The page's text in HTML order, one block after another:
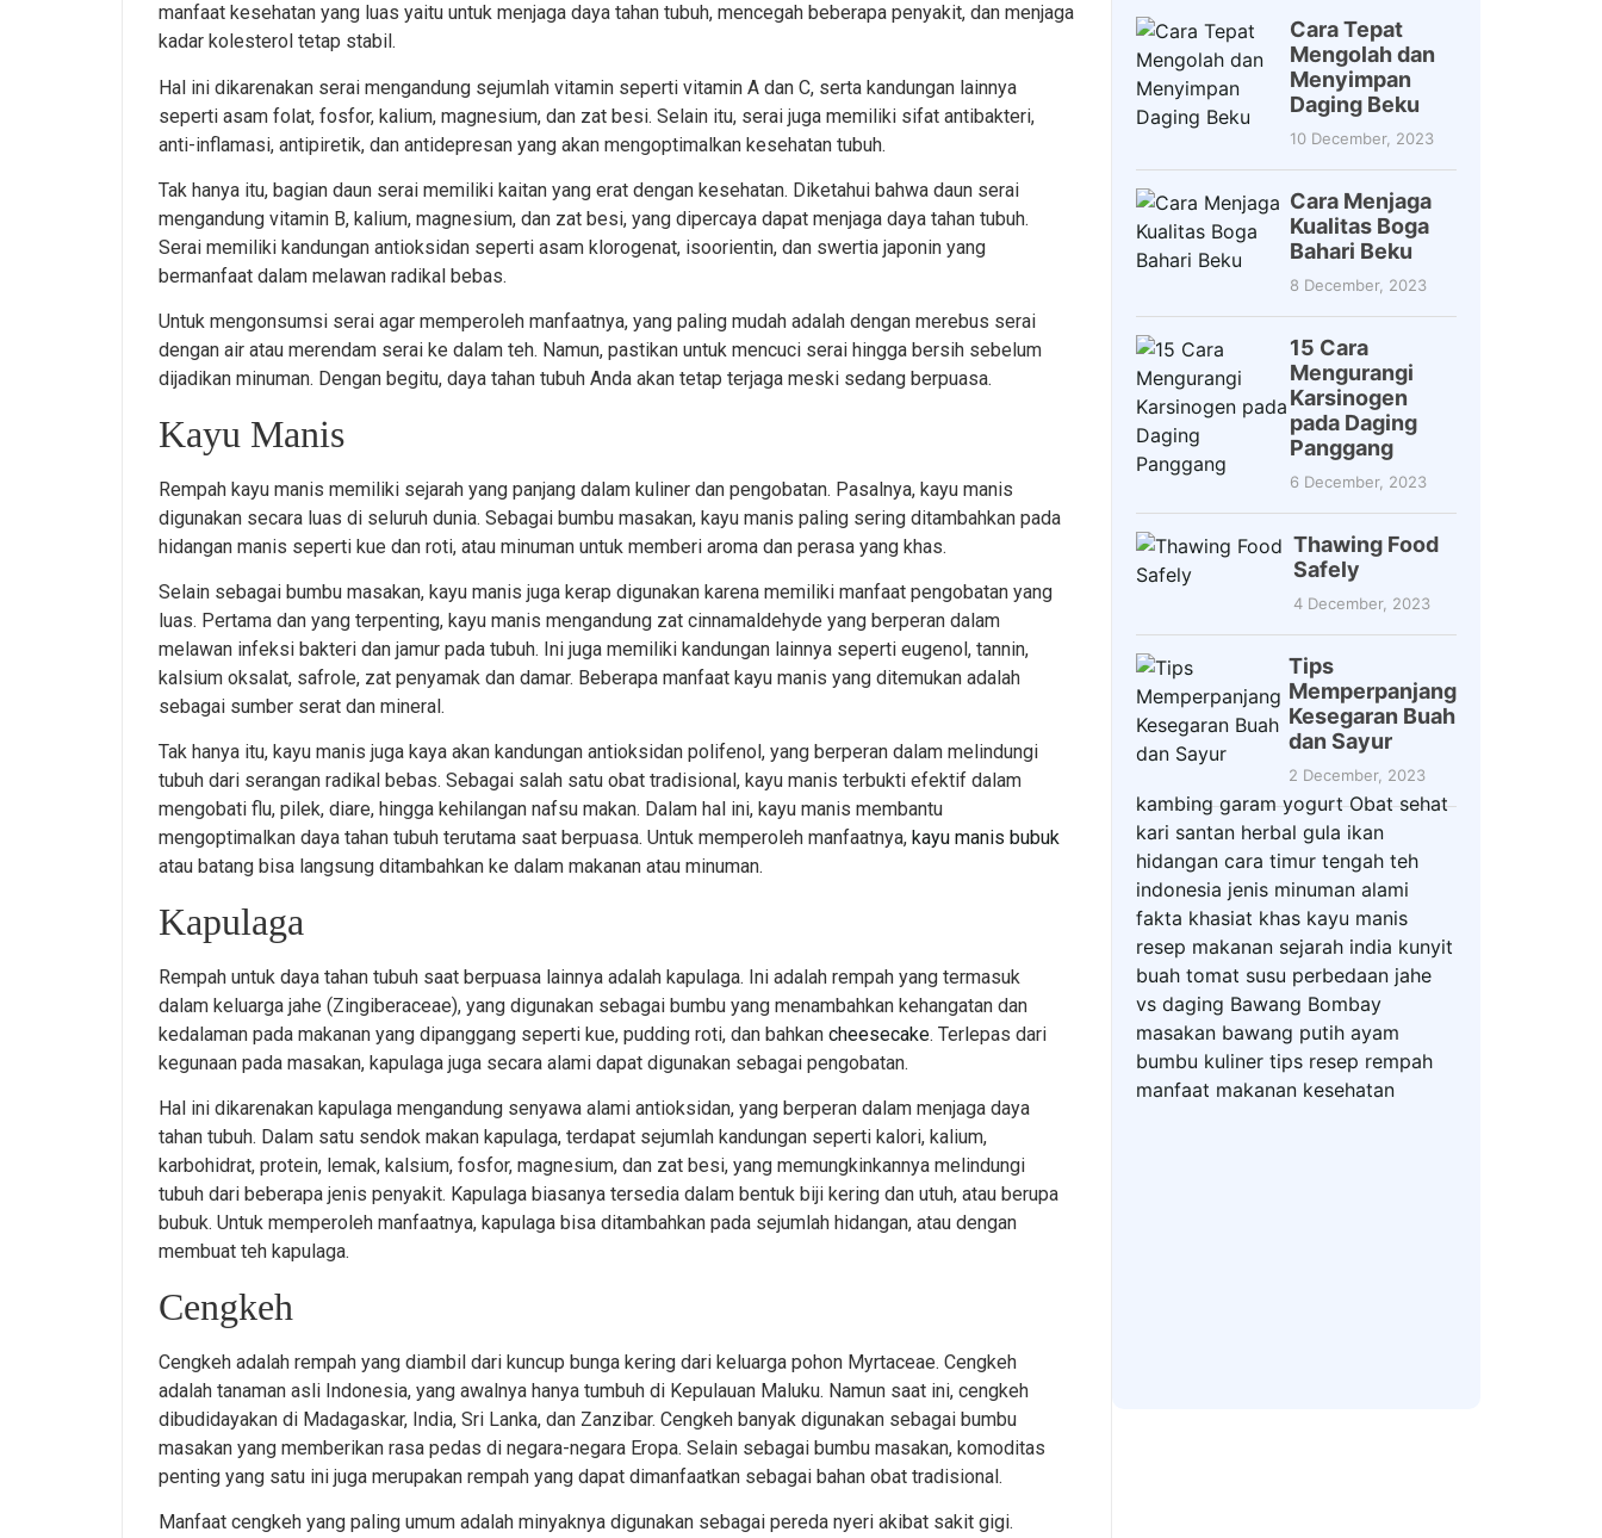
manfaat kesehatan yang luas yaitu untuk menjaga daya tahan tubuh, mencegah beberapa penyakit, dan menjaga
kadar kolesterol tetap stabil.
Hal ini dikarenakan serai mengandung sejumlah vitamin seperti vitamin A dan C, serta kandungan lainnya
seperti asam folat, fosfor, kalium, magnesium, dan zat besi. Selain itu, serai juga memiliki sifat antibakteri,
anti-inflamasi, antipiretik, dan antidepresan yang akan mengoptimalkan kesehatan tubuh.
Tak hanya itu, bagian daun serai memiliki kaitan yang erat dengan kesehatan. Diketahui bahwa daun serai
mengandung vitamin B, kalium, magnesium, dan zat besi, yang dipercaya dapat menjaga daya tahan tubuh.
Serai memiliki kandungan antioksidan seperti asam klorogenat, isoorientin, dan swertia japonin yang
bermanfaat dalam melawan radikal bebas.
Untuk mengonsumsi serai agar memperoleh manfaatnya, yang paling mudah adalah dengan merebus serai
dengan air atau merendam serai ke dalam teh. Namun, pastikan untuk mencuci serai hingga bersih sebelum
dijadikan minuman. Dengan begitu, daya tahan tubuh Anda akan tetap terjaga meski sedang berpuasa.
Kayu Manis
Rempah kayu manis memiliki sejarah yang panjang dalam kuliner dan pengobatan. Pasalnya, kayu manis
digunakan secara luas di seluruh dunia. Sebagai bumbu masakan, kayu manis paling sering ditambahkan pada
hidangan manis seperti kue dan roti, atau minuman untuk memberi aroma dan perasa yang khas.
Selain sebagai bumbu masakan, kayu manis juga kerap digunakan karena memiliki manfaat pengobatan yang
luas. Pertama dan yang terpenting, kayu manis mengandung zat cinnamaldehyde yang berperan dalam
melawan infeksi bakteri dan jamur pada tubuh. Ini juga memiliki kandungan lainnya seperti eugenol, tannin,
kalsium oksalat, safrole, zat penyamak dan damar. Beberapa manfaat kayu manis yang ditemukan adalah
sebagai sumber serat dan mineral.
Tak hanya itu, kayu manis juga kaya akan kandungan antioksidan polifenol, yang berperan dalam melindungi
tubuh dari serangan radikal bebas. Sebagai salah satu obat tradisional, kayu manis terbukti efektif dalam
mengobati flu, pilek, diare, hingga kehilangan nafsu makan. Dalam hal ini, kayu manis membantu
mengoptimalkan daya tahan tubuh terutama saat berpuasa. Untuk memperoleh manfaatnya, kayu manis bubuk
atau batang bisa langsung ditambahkan ke dalam makanan atau minuman.
Kapulaga
Rempah untuk daya tahan tubuh saat berpuasa lainnya adalah kapulaga. Ini adalah rempah yang termasuk
dalam keluarga jahe (Zingiberaceae), yang digunakan sebagai bumbu yang menambahkan kehangatan dan
kedalaman pada makanan yang dipanggang seperti kue, pudding roti, dan bahkan cheesecake. Terlepas dari
kegunaan pada masakan, kapulaga juga secara alami dapat digunakan sebagai pengobatan.
Hal ini dikarenakan kapulaga mengandung senyawa alami antioksidan, yang berperan dalam menjaga daya
tahan tubuh. Dalam satu sendok makan kapulaga, terdapat sejumlah kandungan seperti kalori, kalium,
karbohidrat, protein, lemak, kalsium, fosfor, magnesium, dan zat besi, yang memungkinkannya melindungi
tubuh dari beberapa jenis penyakit. Kapulaga biasanya tersedia dalam bentuk biji kering dan utuh, atau berupa
bubuk. Untuk memperoleh manfaatnya, kapulaga bisa ditambahkan pada sejumlah hidangan, atau dengan
membuat teh kapulaga.
Cengkeh
Cengkeh adalah rempah yang diambil dari kuncup bunga kering dari keluarga pohon Myrtaceae. Cengkeh
adalah tanaman asli Indonesia, yang awalnya hanya tumbuh di Kepulauan Maluku. Namun saat ini, cengkeh
dibudidayakan di Madagaskar, India, Sri Lanka, dan Zanzibar. Cengkeh banyak digunakan sebagai bumbu
masakan yang memberikan rasa pedas di negara-negara Eropa. Selain sebagai bumbu masakan, komoditas
penting yang satu ini juga merupakan rempah yang dapat dimanfaatkan sebagai bahan obat tradisional.
Manfaat cengkeh yang paling umum adalah minyaknya digunakan sebagai pereda nyeri akibat sakit gigi.
Cara Tepat
Mengolah dan
Menyimpan
Daging Beku
10 December, 2023
Cara Menjaga
Kualitas Boga
Bahari Beku
8 December, 2023
15 Cara
Mengurangi
Karsinogen
pada Daging
Panggang
6 December, 2023
Thawing Food
Safely
4 December, 2023
Tips
Memperpanjang
Kesegaran Buah
dan Sayur
2 December, 2023
kambing garam yogurt Obat sehat
kari santan herbal gula ikan
hidangan cara timur tengah teh
indonesia jenis minuman alami
fakta khasiat khas kayu manis
resep makanan sejarah india kunyit
buah tomat susu perbedaan jahe
vs daging Bawang Bombay
masakan bawang putih ayam
bumbu kuliner tips resep rempah
manfaat makanan kesehatan